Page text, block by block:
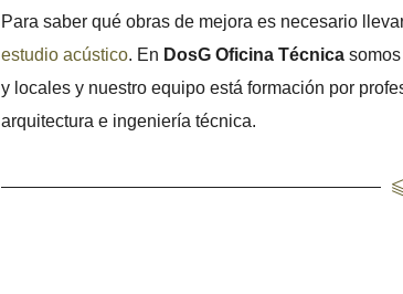
Para saber qué obras de mejora es necesario
estudio acústico. En DosG Oficina Técnicasomos
y locales y nuestro equipo está formación por
arquitectura e ingeniería técnica.